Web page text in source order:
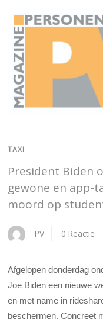
TAXI
President Biden
gewone en app-
moord op
PV 0 Reactie
Afgelopen donderdag
Joe Biden een nieuwe
en met name in
beschermen. Concreet